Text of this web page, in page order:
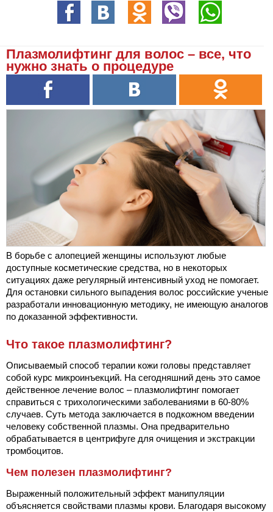
Плазмолифтинг для волос – все, что
нужно знать о процедуре
В борьбе с алопецией женщины используют любые
доступные косметические средства, но в некоторых
ситуациях даже регулярный интенсивный уход не помогает.
Для остановки сильного выпадения волос российские ученые
разработали инновационную методику, не имеющую аналогов
по доказанной эффективности.
Что такое плазмолифтинг?
Описываемый способ терапии кожи головы представляет
собой курс микроинъекций. На сегодняшний день это самое
действенное лечение волос – плазмолифтинг помогает
справиться с трихологическими заболеваниями в 60-80%
случаев. Суть метода заключается в подкожном введении
человеку собственной плазмы. Она предварительно
обрабатывается в центрифуге для очищения и экстракции
тромбоцитов.
Чем полезен плазмолифтинг?
Выраженный положительный эффект манипуляции
объясняется свойствами плазмы крови. Благодаря высокому